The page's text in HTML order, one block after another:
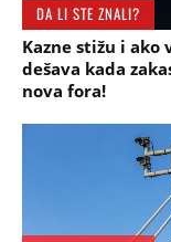
DA LI STE ZNALI?
Kazne stižu i ako
dešava kada
nova fora!